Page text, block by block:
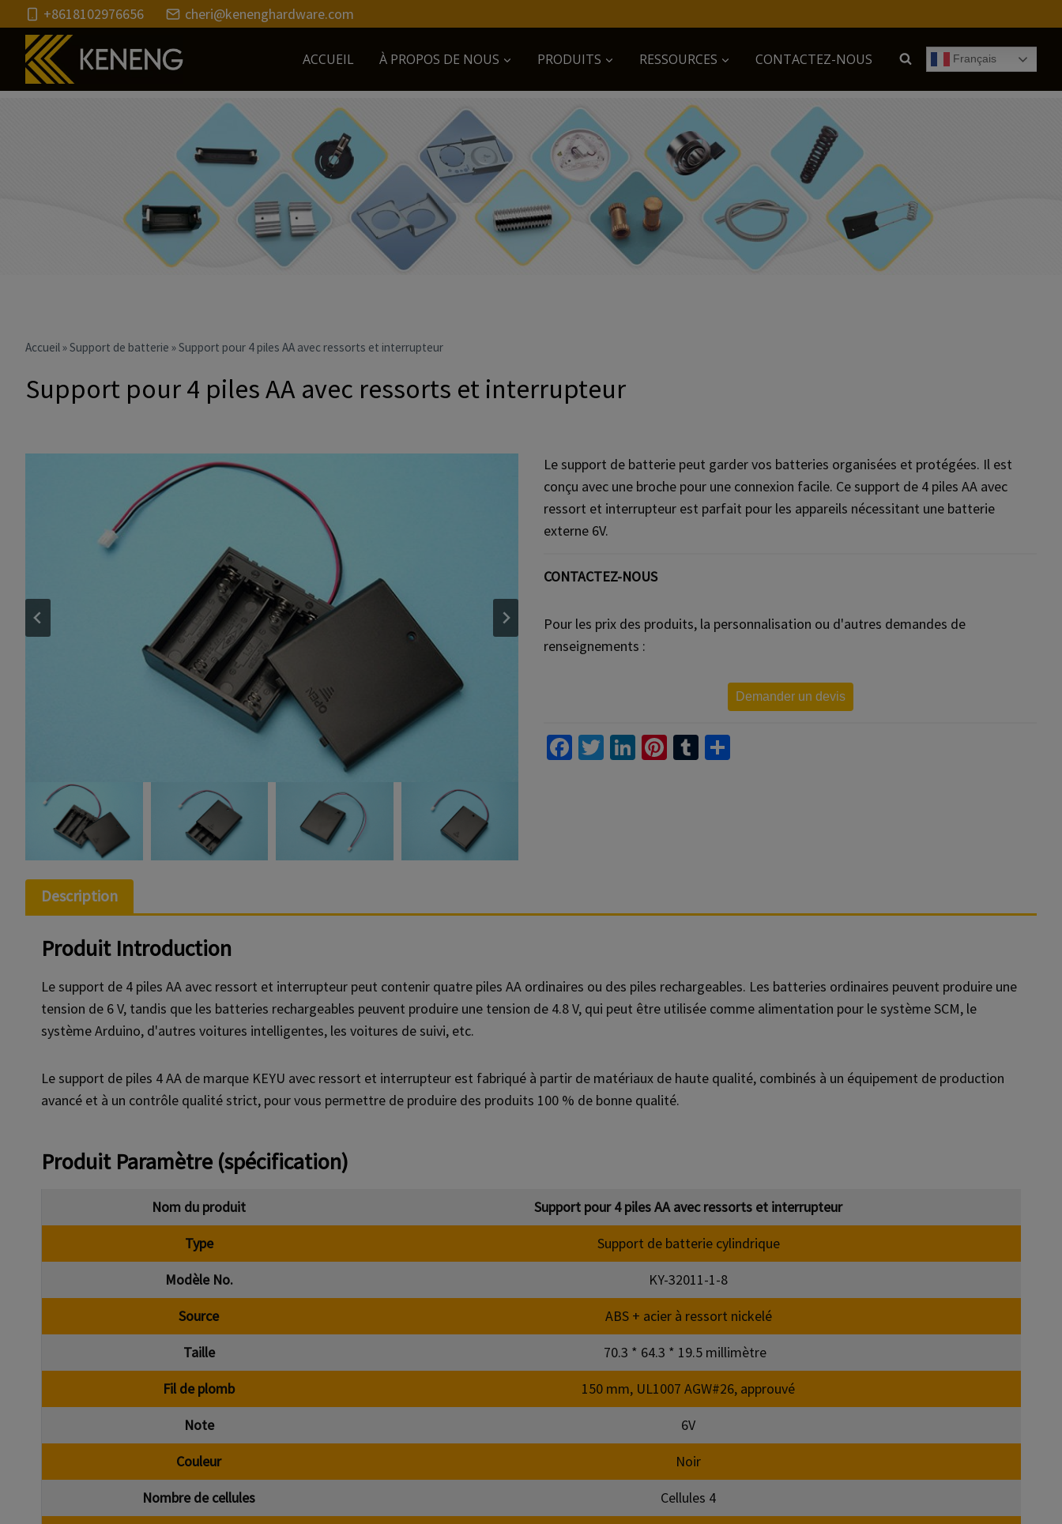
Passer
au
contenu
+8618102976656 cheri@kenenghardware.com
ACCUEIL À PROPOS DE NOUS PRODUITS RESSOURCES CONTACTEZ-NOUS Français
Accueil»Support de batterie »Support pour 4 piles AA avec ressorts et interrupteur
Support pour 4 piles AA avec ressorts et interrupteur
Le support de batterie peut garder vos batteries organisées et protégées. Il est
conçu avec une broche pour une connexion facile. Ce support de 4 piles AA avec
ressort et interrupteur est parfait pour les appareils nécessitant une batterie
externe 6V.
CONTACTEZ-NOUS
Pour les prix des produits, la personnalisation ou d'autres demandes de
renseignements :
Demander un devis
Fa T
Li Pi T
Description
Produit Introduction
Le support de 4 piles AA avec ressort et interrupteur peut contenir quatre piles AA ordinaires ou des piles rechargeables. Les batteries ordinaires peuvent produire une
tension de 6 V, tandis que les batteries rechargeables peuvent produire une tension de 4.8 V, qui peut être utilisée comme alimentation pour le système SCM, le
système Arduino, d'autres voitures intelligentes, les voitures de suivi, etc.
Le support de piles 4 AA de marque KEYU avec ressort et interrupteur est fabriqué à partir de matériaux de haute qualité, combinés à un équipement de production
avancé et à un contrôle qualité strict, pour vous permettre de produire des produits 100 % de bonne qualité.
Produit Paramètre (spécification)
Nom du produit
Support pour 4 piles AA avec ressorts et interrupteur
Type
Support de batterie cylindrique
Modèle No.
KY-32011-1-8
Source
ABS + acier à ressort nickelé
Taille
70.3 * 64.3 * 19.5 millimètre
Fil de plomb
150 mm, UL1007 AGW#26, approuvé
Note
6V
Couleur
Noir
Nombre de cellules
Cellules 4